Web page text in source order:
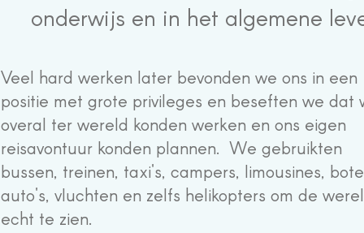
onderwijs en in het algemene
Veel hard werken later bevonden we ons in een
positie met grote privileges en beseften we dat
overal ter wereld konden werken en ons eigen
reisavontuur konden plannen. We gebruikten
bussen, treinen, taxi's, campers, limousines,
auto's, vluchten en zelfs helikopters om de
echt te zien.